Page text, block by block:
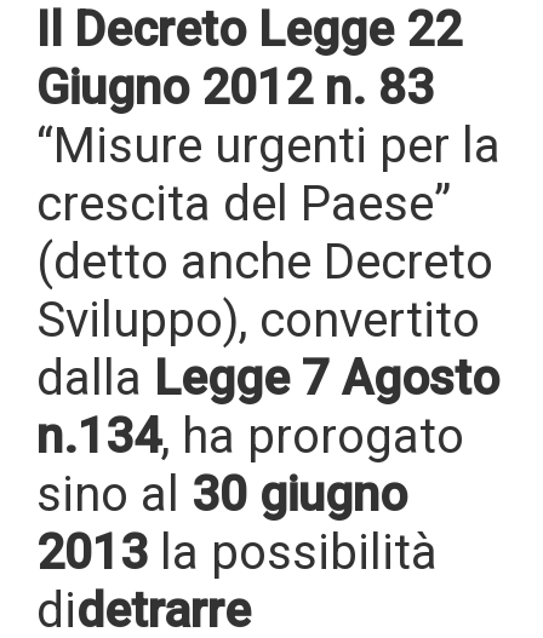
Il Decreto Legge 22
Giugno 2012 n. 83
“Misure urgenti per la
crescita del Paese”
(detto anche Decreto
Sviluppo), convertito
dalla Legge 7 Agosto
n.134, ha prorogato
sino al 30 giugno
2013 la possibilità
didetrarre